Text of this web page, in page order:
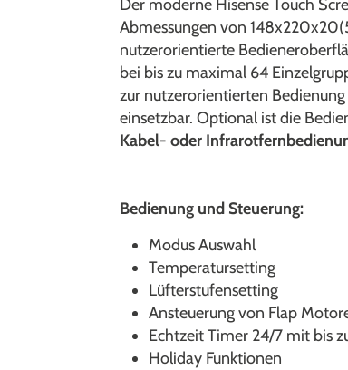
Der moderne Hisense Touch
Abmessungen von
nutzerorientierte
bei bis zu maximal 64
zur nutzerorientierten
einsetzbar. Optional ist die
Kabel- oder
Bedienung und Steuerung:
Modus Auswahl
Temperatursetting
Lüfterstufensetting
Ansteuerung von Flap
Echtzeit Timer 24/7 mit bis
Holiday Funktionen